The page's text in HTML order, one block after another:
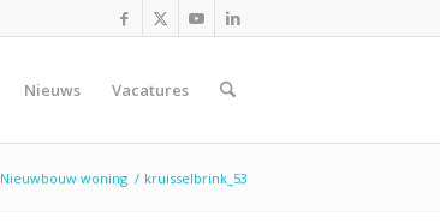
Nieuws Vacatures
Nieuwbouw woning / kruisselbrink_53